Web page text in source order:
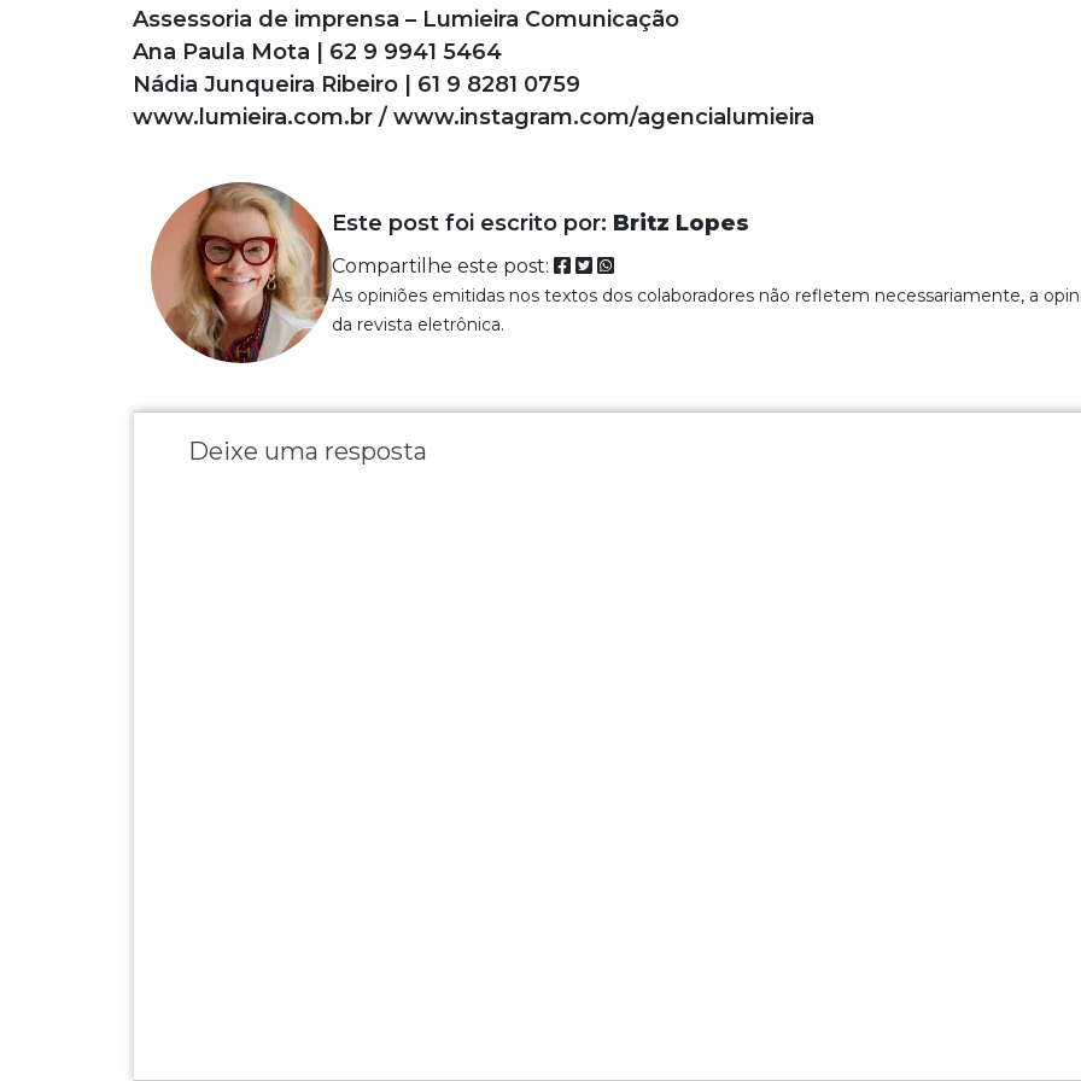
Assessoria de imprensa – Lumieira Comunicação
Ana Paula Mota | 62 9 9941 5464
Nádia Junqueira Ribeiro | 61 9 8281 0759
www.lumieira.com.br / www.instagram.com/agencialumieira
Este post foi escrito por: Britz Lopes
Compartilhe este post:
As opiniões emitidas nos textos dos colaboradores não refletem necessariamente, a
da revista eletrônica.
Deixe uma resposta